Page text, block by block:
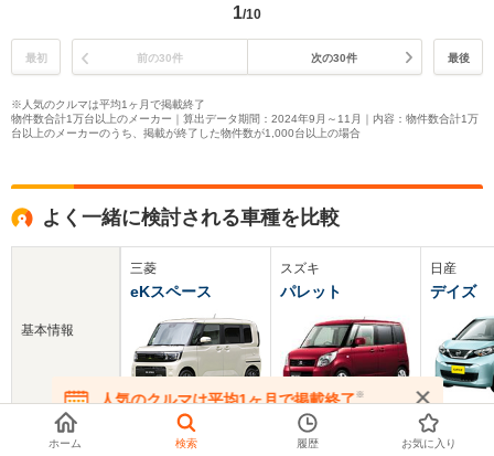
1/10
最初 前の30件 次の30件 最後
※人気のクルマは平均1ヶ月で掲載終了
物件数合計1万台以上のメーカー｜算出データ期間：2024年9月～11月｜内容：物件数合計1万
台以上のメーカーのうち、掲載が終了した物件数が1,000台以上の場合
よく一緒に検討される車種を比較
基本情報
新車価格
三菱
eKスペース
174.9～194.6万円
スズキ
パレット
111.3～177.2万円
日産
デイズ
127.3～
人気のクルマは平均1ヶ月で掲載終了※
在庫が無くなる前にお問い合わせください
ホーム 検索 履歴 お気に入り